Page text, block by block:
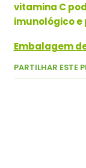
vitamina C
imunológico e
Embalagem
PARTILHAR ESTE